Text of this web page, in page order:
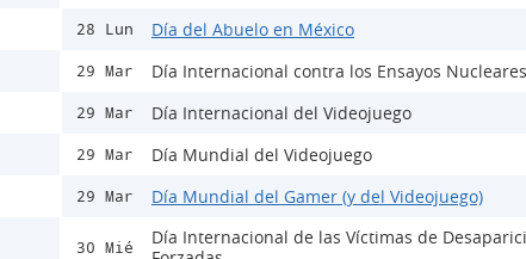
28 Lun Día del Abuelo en México
29 Mar Día Internacional contra los Ensayos Nucleares
29 Mar Día Internacional del Videojuego
29 Mar Día Mundial del Videojuego
29 Mar Día Mundial del Gamer (y del Videojuego)
30 Mié
Día Internacional de las Víctimas de